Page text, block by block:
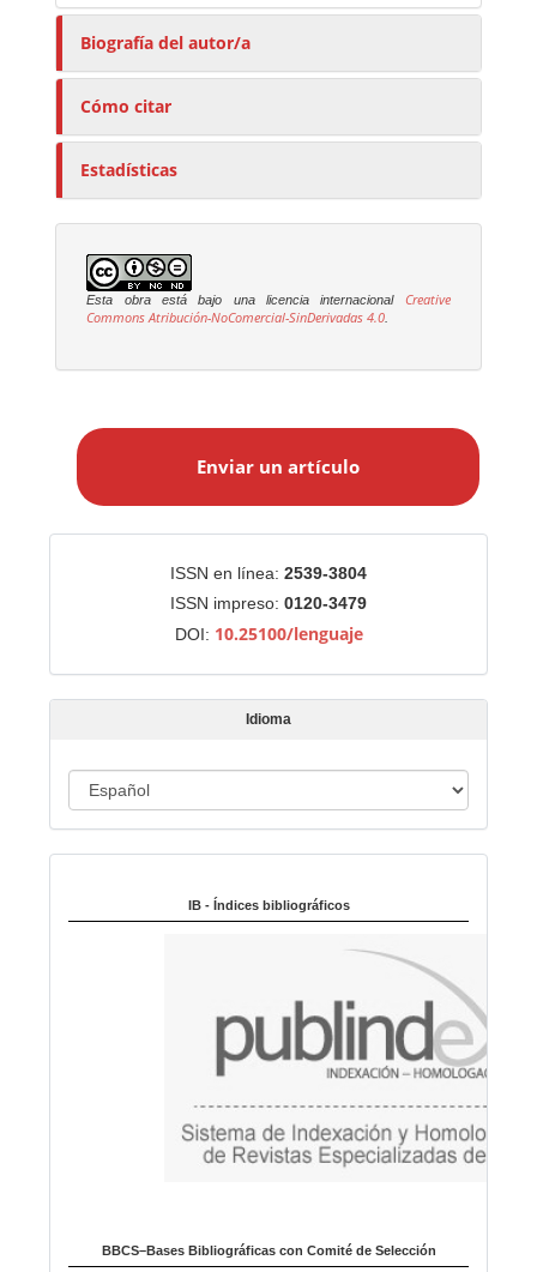
Biografía del autor/a
Cómo citar
Estadísticas
Esta obra está bajo una licencia internacional
Creative
Commons Atribución-NoComercial-SinDerivadas 4.0.
a
r
t
Enviar un artículo
ISSN en línea: 2539-3804
ISSN impreso: 0120-3479
DOI: 10.25100/lenguaje
Idioma
d
m
IB - Índices bibliográficos
BBCS–Bases Bibliográficas con Comité de Selección